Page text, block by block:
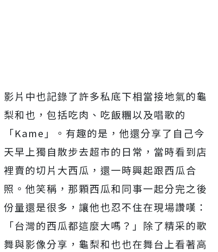
影片中也記錄了許多私底下相當接地氣的龜
梨和也，包括吃肉、 吃飯糰以及唱歌的
「Kame」。有趣的是， 他還分享了自己今
天早上獨自散步去超市的日常， 當時看到店
裡賣的切片大西瓜，還一時興起跟西瓜合
照。他笑稱， 那顆西瓜和同事一起分完之後
份量還是很多， 讓他也忍不住在現場讚嘆：
「台灣的西瓜都這麼大嗎？」 除了精采的歌
舞與影像分享， 龜梨和也也在舞台上看著高